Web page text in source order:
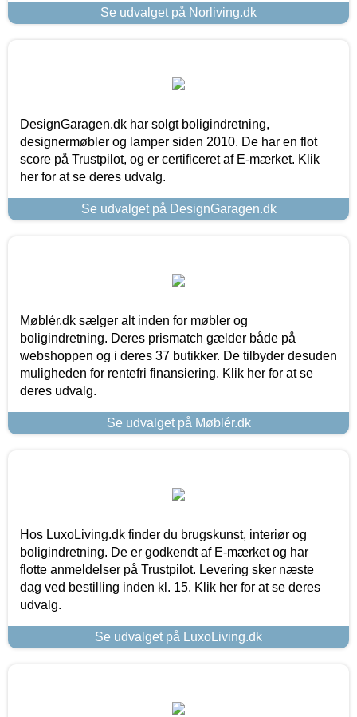
Se udvalget på Norliving.dk
DesignGaragen.dk har solgt boligindretning,
designermøbler og lamper siden 2010. De har en flot
score på Trustpilot, og er certificeret af E-mærket. Klik
her for at se deres udvalg.
Se udvalget på DesignGaragen.dk
Møblér.dk sælger alt inden for møbler og
boligindretning. Deres prismatch gælder både på
webshoppen og i deres 37 butikker. De tilbyder desuden
muligheden for rentefri finansiering. Klik her for at se
deres udvalg.
Se udvalget på Møblér.dk
Hos LuxoLiving.dk finder du brugskunst, interiør og
boligindretning. De er godkendt af E-mærket og har
flotte anmeldelser på Trustpilot. Levering sker næste
dag ved bestilling inden kl. 15. Klik her for at se deres
udvalg.
Se udvalget på LuxoLiving.dk